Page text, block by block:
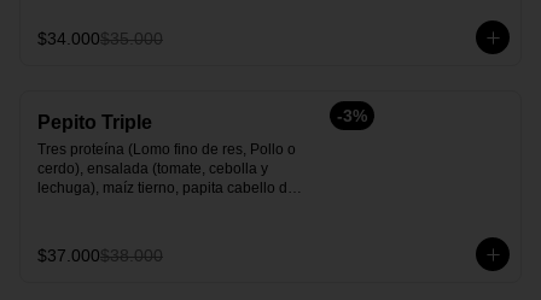
$34.000$35.000
-3%
Pepito Triple
Tres proteína (Lomo fino de res, Pollo o
cerdo), ensalada (tomate, cebolla y
lechuga), maíz tierno, papita cabello de
$37.000$38.000